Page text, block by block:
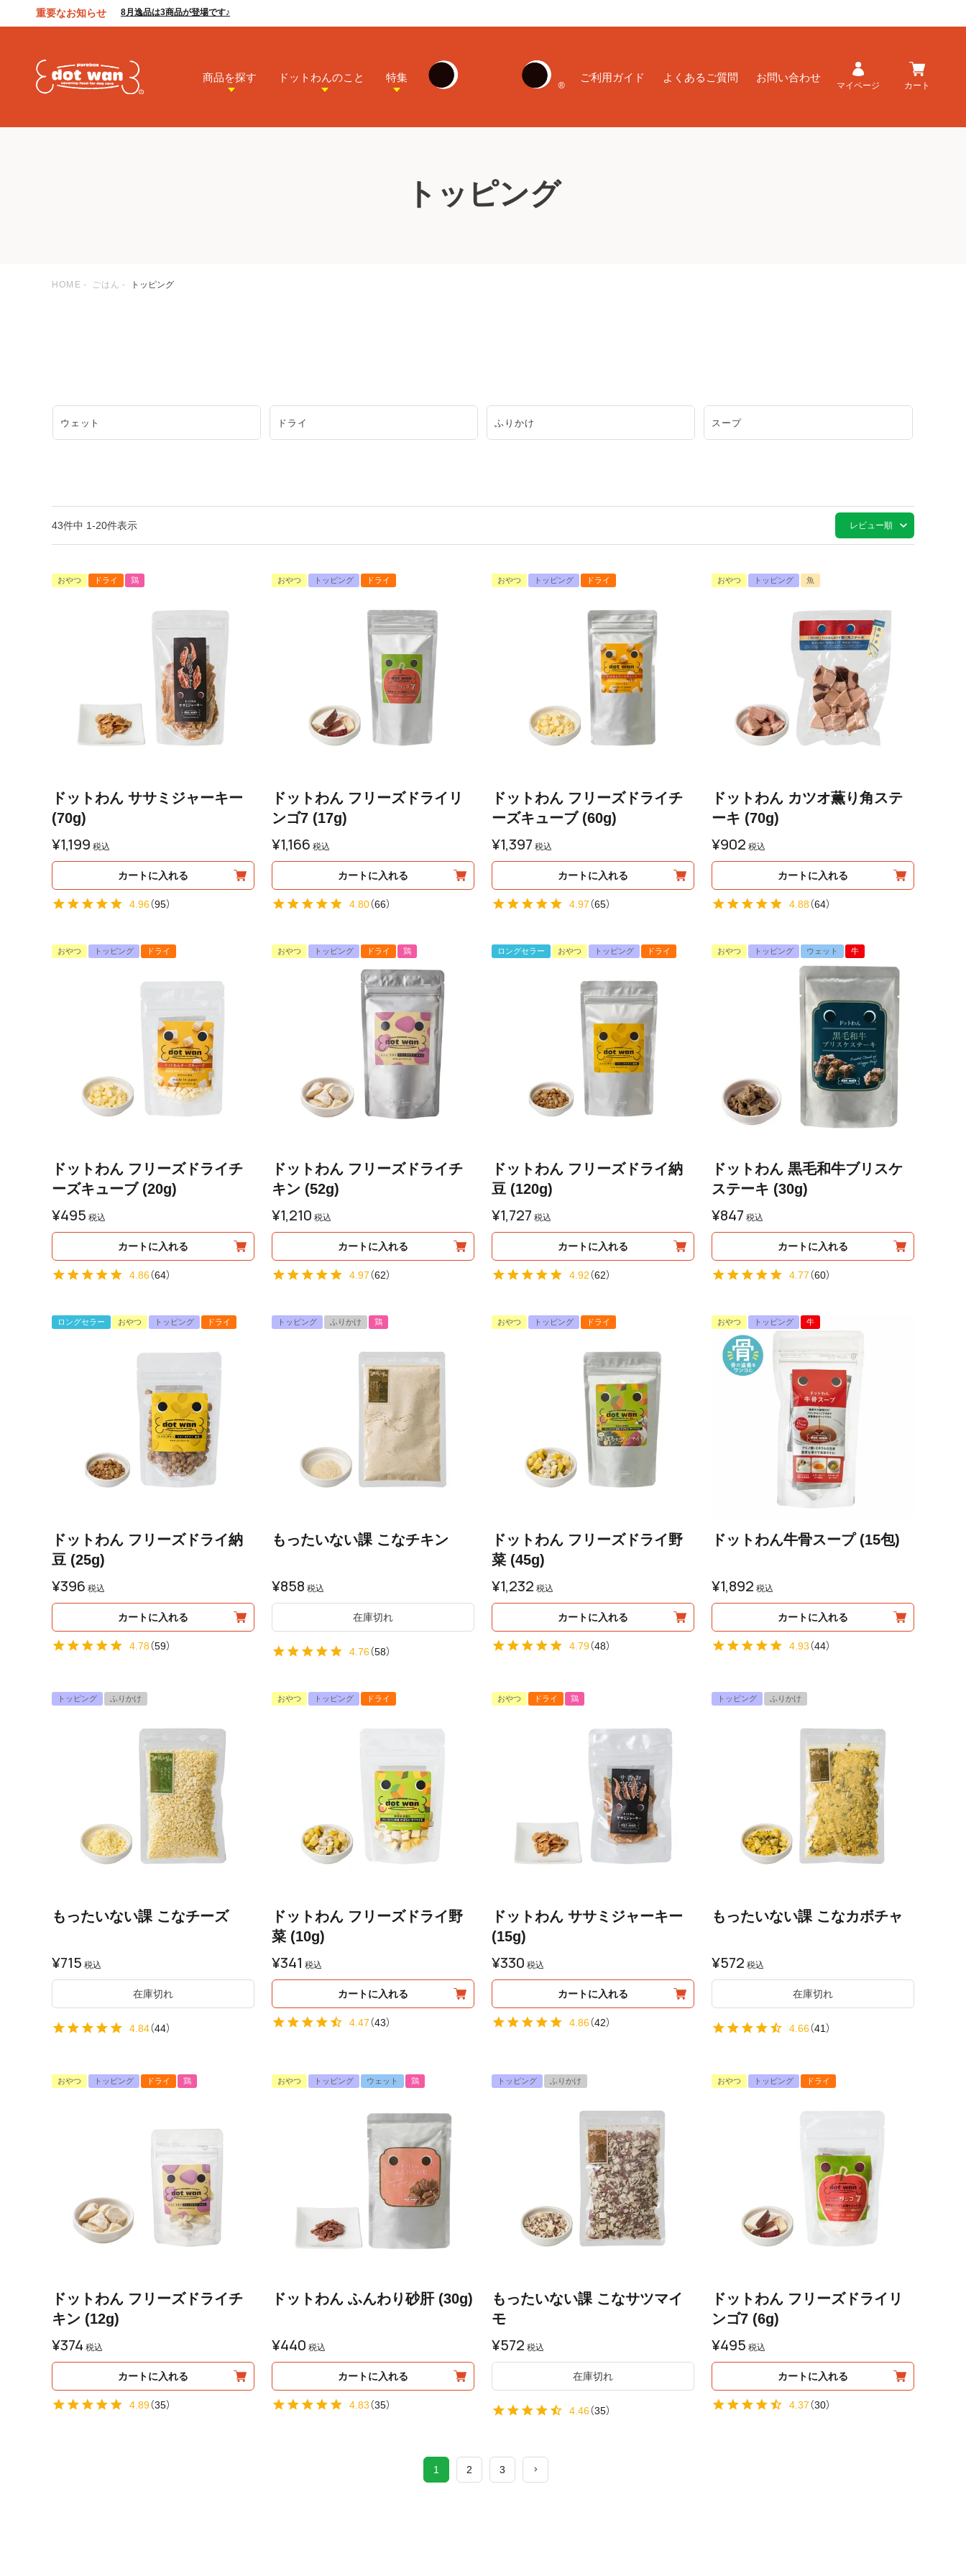
重要なお知らせ 8月逸品は3商品が登場です♪
特集
ドットわんのこと
商品を探す ご利用ガイド よくあるご質問 お問い合わせ
マイページ カート
トッピング
HOME ごはん トッピング
ウェット ドライ ふりかけ スープ
レビュー順
43件中 1-20件表示
おやつ ドライ 鶏
ドットわん ササミジャーキー
(70g)
¥1,199 税込
カートに入れる
4.96（95）
おやつ トッピング ドライ
ドットわん フリーズドライリ
ンゴ7 (17g)
¥1,166 税込
カートに入れる
4.80（66）
おやつ トッピング ドライ
ドットわん フリーズドライチ
ーズキューブ (60g)
¥1,397 税込
カートに入れる
4.97（65）
おやつ トッピング 魚
ドットわん カツオ薫り角ステ
ーキ (70g)
¥902 税込
カートに入れる
4.88（64）
おやつ トッピング ドライ
ドットわん フリーズドライチ
ーズキューブ (20g)
¥495 税込
カートに入れる
4.86（64）
おやつ トッピング ドライ 鶏
ドットわん フリーズドライチ
キン (52g)
¥1,210 税込
カートに入れる
4.97（62）
ロングセラー おやつ トッピング ドライ
ドットわん フリーズドライ納
豆 (120g)
¥1,727 税込
カートに入れる
4.92（62）
おやつ トッピング ウェット 牛
ドットわん 黒毛和牛ブリスケ
ステーキ (30g)
¥847 税込
カートに入れる
4.77（60）
ロングセラー おやつ トッピング ドライ
ドットわん フリーズドライ納
豆 (25g)
¥396 税込
カートに入れる
4.78（59）
トッピング ふりかけ 鶏
もったいない課 こなチキン
¥858 税込
在庫切れ
4.76（58）
おやつ トッピング ドライ
ドットわん フリーズドライ野
菜 (45g)
¥1,232 税込
カートに入れる
4.79（48）
おやつ トッピング 牛
ドットわん牛骨スープ (15包)
¥1,892 税込
カートに入れる
4.93（44）
トッピング ふりかけ
もったいない課 こなチーズ
¥715 税込
在庫切れ
4.84（44）
おやつ トッピング ドライ
ドットわん フリーズドライ野
菜 (10g)
¥341 税込
カートに入れる
4.47（43）
おやつ ドライ 鶏
ドットわん ササミジャーキー
(15g)
¥330 税込
カートに入れる
4.86（42）
トッピング ふりかけ
もったいない課 こなカボチャ
¥572 税込
在庫切れ
4.66（41 ）
おやつ トッピング ドライ 鶏
ドットわん フリーズドライチ
キン (12g)
¥374 税込
カートに入れる
4.89（35）
おやつ トッピング ウェット 鶏
ドットわん ふんわり砂肝 (30g)
¥440 税込
カートに入れる
4.83（35）
トッピング ふりかけ
もったいない課 こなサツマイ
モ
¥572 税込
在庫切れ
4.46（35）
おやつ トッピング ドライ
ドットわん フリーズドライリ
ンゴ7 (6g)
¥495 税込
カートに入れる
4.37（30）
1 2 3